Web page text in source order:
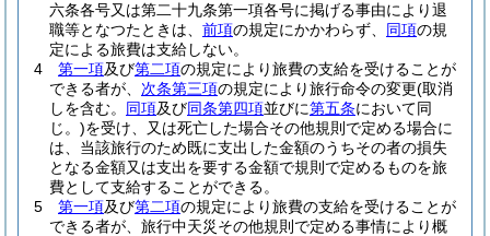
六条各号又は第二十九条第一項各号に掲げる事由により退
職等となつたときは、 前項の規定にかかわらず、 同項の規
定による旅費は支給しない。
4
第一項及び第二項の規定により旅費の支給を受けることが
できる者が、 次条第三項の規定により旅行命令の変更(取消
しを含む。 同項及び同条第四項並びに第五条において同
じ。)を受け、又は死亡した場合その他規則で定める場合に
は、当該旅行のため既に支出した金額のうちその者の損失
となる金額又は支出を要する金額で規則で定めるものを旅
費として支給することができる。
5
第一項及び第二項の規定により旅費の支給を受けることが
できる者が、旅行中天災その他規則で定める事情により概